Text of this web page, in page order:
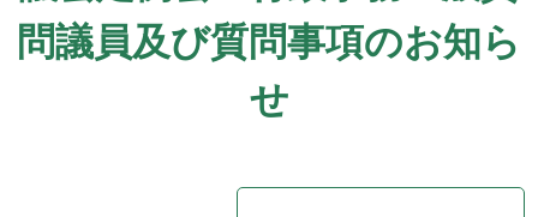
問議員及び質問事項のお知ら
せ